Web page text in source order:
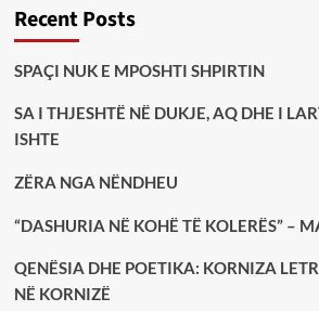
Recent Posts
SPAÇI NUK E MPOSHTI SHPIRTIN
SA I THJESHTË NË DUKJE, AQ DHE I
ISHTE
ZËRA NGA NËNDHEU
“DASHURIA NË KOHË TË KOLERËS” –
QENËSIA DHE POETIKA: KORNIZA
NË KORNIZË